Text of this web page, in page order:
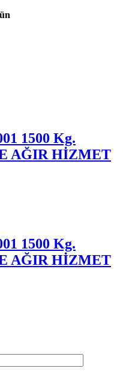
1500 Kg.
AĞIR HİZMET
1500 Kg.
AĞIR HİZMET